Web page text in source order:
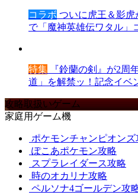
コラボ ついに虎王＆影虎
で「魔神英雄伝ワタル」
特集 『鈴蘭の剣』が2周
道」を解禁ッ！記念イベ
攻略取扱いゲーム
家庭用ゲーム機
ポケモンチャンピオンズ
ぽこあポケモン攻略
スプラレイダース攻略
時のオカリナ攻略
ペルソナ4ゴールデン攻